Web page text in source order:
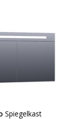
Spiegelkast